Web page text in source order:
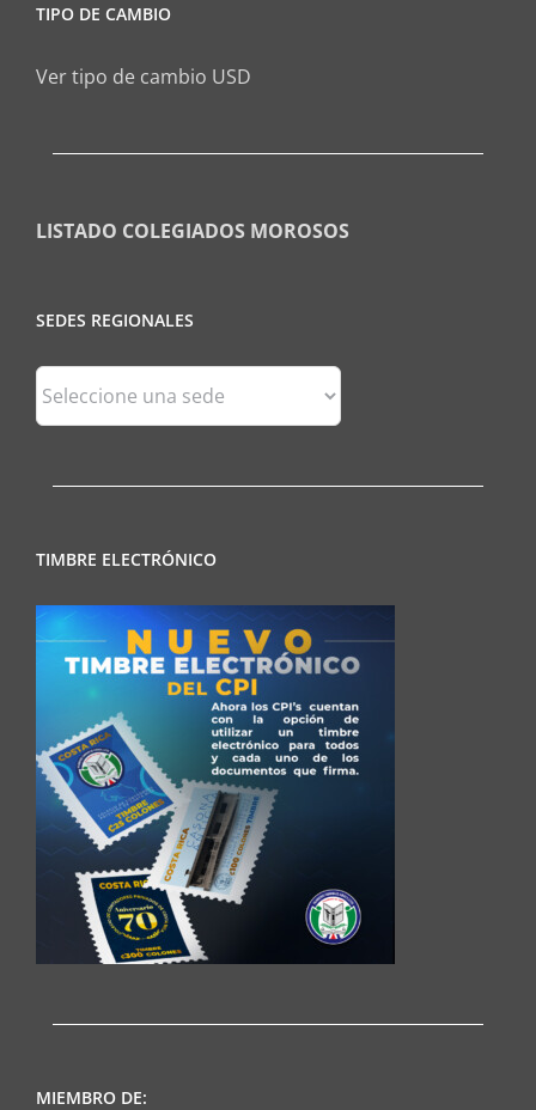
TIPO DE CAMBIO
Ver tipo de cambio USD
LISTADO COLEGIADOS MOROSOS
SEDES REGIONALES
Sedes
Regionales
TIMBRE ELECTRÓNICO
MIEMBRO DE: